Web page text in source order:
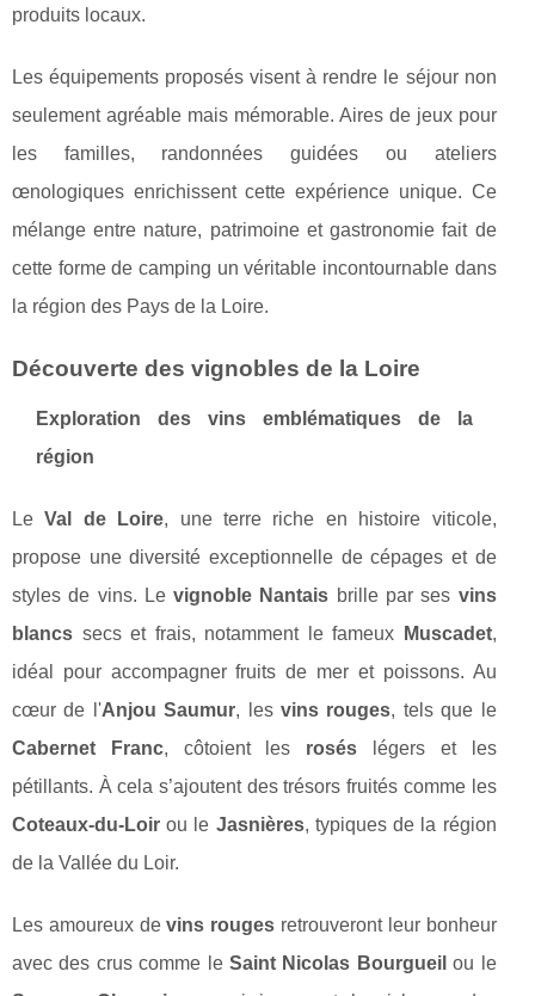
produits locaux.
Les équipements proposés visent à rendre le séjour non
seulement agréable mais mémorable. Aires de jeux pour
les familles, randonnées guidées ou ateliers
œnologiques enrichissent cette expérience unique. Ce
mélange entre nature, patrimoine et gastronomie fait de
cette forme de camping un véritable incontournable dans
la région des Pays de la Loire.
Découverte des vignobles de la Loire
Exploration des vins emblématiques de la
région
LeVal de Loire, une terre riche en histoire viticole,
propose une diversité exceptionnelle de cépages et de
styles de vins. Levignoble Nantais brille par ses vins
blancs secs et frais, notamment le fameux Muscadet,
idéal pour accompagner fruits de mer et poissons. Au
cœur de l'Anjou Saumur, lesvins rouges, tels que le
Cabernet Franc, côtoient les rosés légers et les
pétillants. À cela s’ajoutent des trésors fruités comme les
Coteaux-du-Loir ou le Jasnières, typiques de la région
de la Vallée du Loir.
Les amoureux devins rouges retrouveront leur bonheur
avec des crus comme le Saint Nicolas Bourgueil ou le